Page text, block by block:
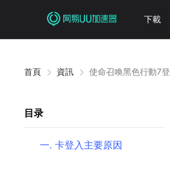
下載
首頁 資訊 使命召喚黑色行動7
目录
一. 卡登入主要原因